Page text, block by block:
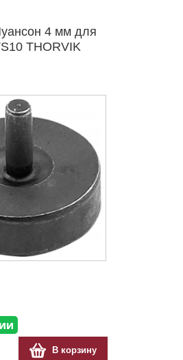
4 мм для
THORVIK
В корзину